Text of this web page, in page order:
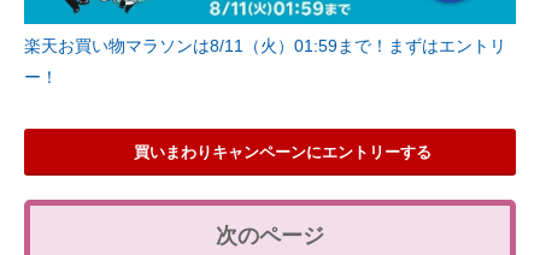
楽天お買い物マラソンは8/11（火）01:59まで！まずはエントリ
ー！
買いまわりキャンペーンにエントリーする